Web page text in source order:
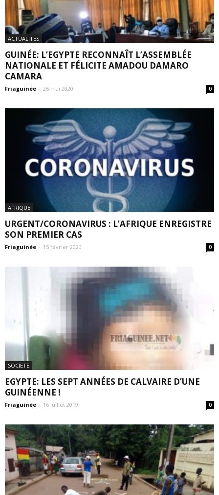
ACTUALITES
GUINÉE: L’EGYPTE RECONNAÎT L’ASSEMBLÉE
NATIONALE ET FÉLICITE AMADOU DAMARO
CAMARA
Friaguinée - 26 mai 2020 0
AFRIQUE
URGENT/CORONAVIRUS : L’AFRIQUE ENREGISTRE
SON PREMIER CAS
Friaguinée - 15 février 2020 0
SOCIETE
EGYPTE: LES SEPT ANNÉES DE CALVAIRE D’UNE
GUINÉENNE !
Friaguinée - 16 juillet 2019 0